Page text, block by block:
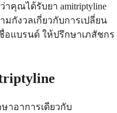
คุณได้รับยา amitriptyline
กังวลเกี่ยวกับการเปลี่ยน
อแบรนด์ ให้ปรึกษาเภสัชกร
าอาการเดียวกับ